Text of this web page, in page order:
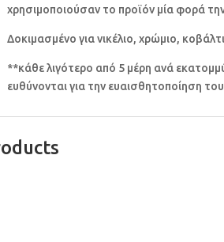
χρησιμοποιούσαν το προϊόν μία φορά
Δοκιμασμένο για νικέλιο, χρώμιο,
**κάθε λιγότερο από 5 μέρη ανά
ευθύνονται για την ευαισθητοποίηση